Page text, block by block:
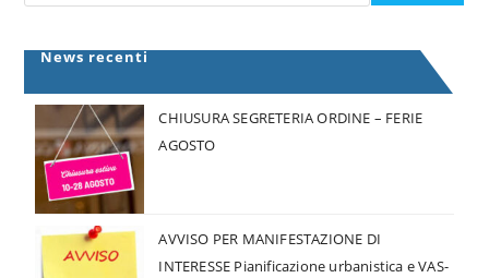
News recenti
CHIUSURA SEGRETERIA ORDINE – FERIE
AGOSTO
AVVISO PER MANIFESTAZIONE DI
INTERESSE Pianificazione urbanistica e VAS-